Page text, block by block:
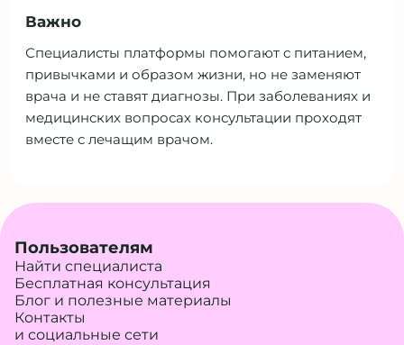
Важно
Специалисты платформы помогают с питанием,
привычками и образом жизни, но не заменяют
врача и не ставят диагнозы. При заболеваниях и
медицинских вопросах консультации проходят
вместе с лечащим врачом.
Пользователям
Найти специалиста
Бесплатная консультация
Блог и полезные материалы
Контакты
и социальные сети